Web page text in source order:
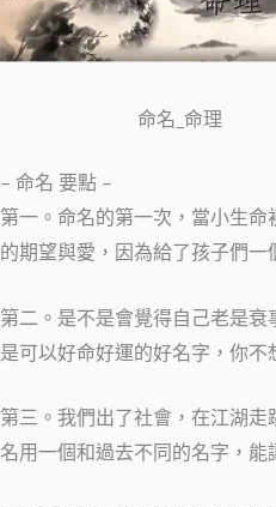
命名_命理
– 命名 要點 –
第一。命名的第一次，當小生
的期望與愛，因為給了孩子們一
第二。是不是會覺得自己老是
是可以好命好運的好名字，你不
第三。我們出了社會，在江湖
名用一個和過去不同的名字，